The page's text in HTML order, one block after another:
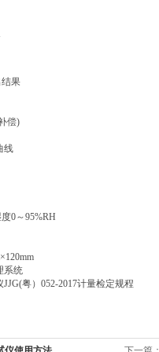
果
偿)
线
0～95%RH
系统
JJG(粤） 052-2017计量检定规程